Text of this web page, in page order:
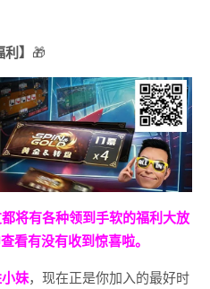
】 🎁
将有各种领到手软的福利大放
看有没有收到惊喜啦。
妹，现在正是你加入的最好时